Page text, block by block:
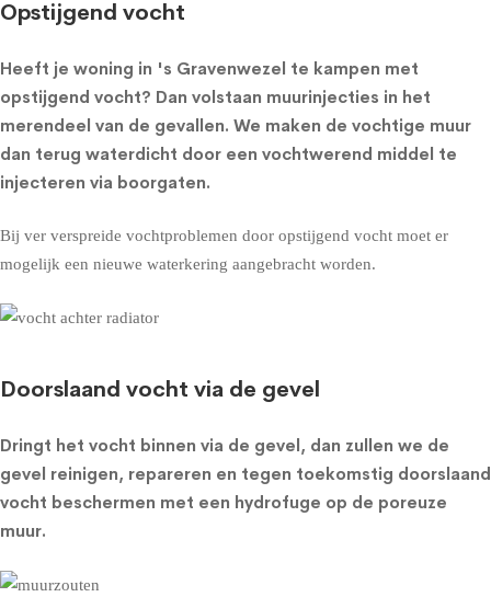
Opstijgend vocht
Heeft je woning in 's Gravenwezel te kampen met
opstijgend vocht? Dan volstaan muurinjecties in het
merendeel van de gevallen. We maken de vochtige muur
dan terug waterdicht door een vochtwerend middel te
injecteren via boorgaten.
Bij ver verspreide vochtproblemen door opstijgend vocht moet er
mogelijk een nieuwe waterkering aangebracht worden.
Doorslaand vocht via de gevel
Dringt het vocht binnen via de gevel, dan zullen we de
gevel reinigen, repareren en tegen toekomstig doorslaand
vocht beschermen met een hydrofuge op de poreuze
muur.